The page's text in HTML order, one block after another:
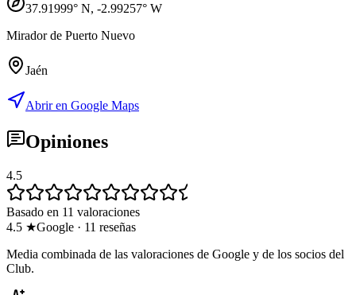
37.91999° N, -2.99257° W
Mirador de Puerto Nuevo
Jaén
Abrir en Google Maps
Opiniones
4.5
Basado en 11 valoraciones
4.5 ★Google · 11 reseñas
Media combinada de las valoraciones de Google y de los socios del
Club.